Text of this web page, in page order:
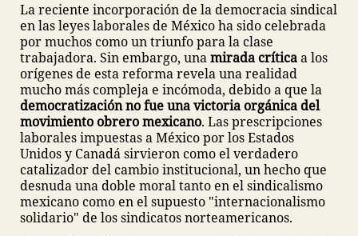
La reciente incorporación de la democracia sindical
en las leyes laborales de México ha sido celebrada
por muchos como un triunfo para la clase
trabajadora. Sin embargo, unamirada críticaa los
orígenes de esta reforma revela una realidad
mucho más compleja e incómoda, debido a que la
democratización no fue una victoria orgánica del
movimiento obrero mexicano. Las prescripciones
laborales impuestas a México por los Estados
Unidos y Canadá sirvieron como el verdadero
catalizador del cambio institucional, un hecho que
desnuda una doble moral tanto en el sindicalismo
mexicano como en el supuesto "internacionalismo
solidario" de los sindicatos norteamericanos.